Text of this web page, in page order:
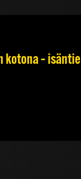
kotona –